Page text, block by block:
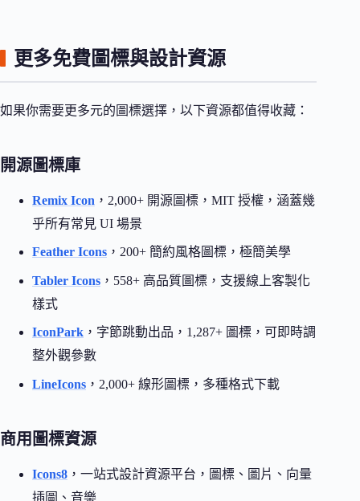
更多免費圖標與設計資源
如果你需要更多元的圖標選擇，以下資源都值得收藏：
開源圖標庫
Remix Icon ，2,000+ 開源圖標，MIT 授權，涵蓋幾
乎所有常見 UI 場景
Feather Icons ，200+ 簡約風格圖標，極簡美學
Tabler Icons ，558+ 高品質圖標，支援線上客製化
樣式
IconPark ，字節跳動出品，1,287+ 圖標，可即時調
整外觀參數
LineIcons ，2,000+ 線形圖標，多種格式下載
商用圖標資源
Icons8 ，一站式設計資源平台，圖標、圖片、向量
插圖、音樂